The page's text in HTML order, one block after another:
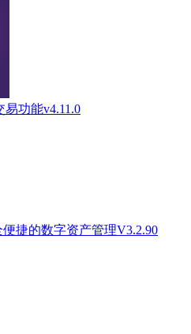
易功能v4.11.0
捷的数字资产管理V3.2.90